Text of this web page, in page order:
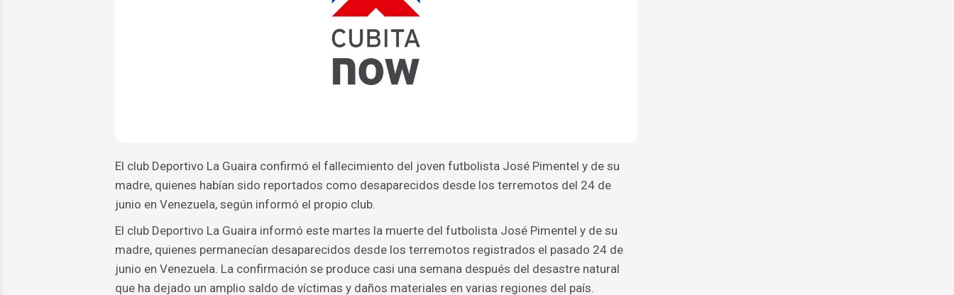
El club Deportivo La Guaira confirmó el fallecimiento del joven futbolista José Pimentel y de su
madre, quienes habían sido reportados como desaparecidos desde los terremotos del 24 de
junio en Venezuela, según informó el propio club.
El club Deportivo La Guaira informó este martes la muerte del futbolista José Pimentel y de su
madre, quienes permanecían desaparecidos desde los terremotos registrados el pasado 24 de
junio en Venezuela. La confirmación se produce casi una semana después del desastre natural
que ha dejado un amplio saldo de víctimas y daños materiales en varias regiones del país.